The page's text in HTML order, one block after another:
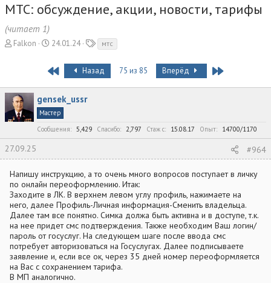
МТС: обсуждение, акции, новости, тарифы
(читает 1)
А
р
т
е
м
Falkon
Д
т
а
н
а
ч
а
л
а
24.01.24
г
и
мтс
First Назад 75 из 85 Вперёд Last
gensek_ussr
Мастер
Сообщения
5,429 Спасибо 2,797 Стаж c 15.08.17 Опыт 14700/1170
27.09.25 #964
Напишу инструкцию, а то очень много вопросов поступает в личку
по онлайн переоформлению. Итак:
Заходите в ЛК. В верхнем левом углу профиль, нажимаете на
него, далее Профиль-Личная информация-Сменить владельца.
Далее там все понятно. Симка должа быть активна и в доступе, т.к.
на нее придет смс подтверждения. Также необходим Ваш логин/
пароль от госуслуг. На следующем шаге после ввода смс
потребует авторизоваться на Госуслугах. Далее подписываете
заявление и, если все ок, через 35 дней номер переоформляется
на Вас с сохранением тарифа.
В МП аналогично.